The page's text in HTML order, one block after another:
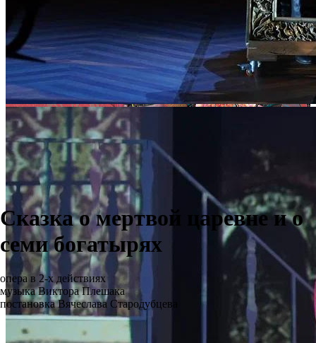
Сказка о мертвой царевне и о
семи богатырях
опера в 2-х действиях
музыка Виктора Плешака
постановка Вячеслава Стародубцева